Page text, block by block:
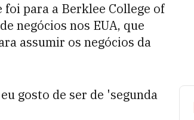
foi para a Berklee College of
negócios nos EUA, que
assumir os negócios da
gosto de ser de 'segunda